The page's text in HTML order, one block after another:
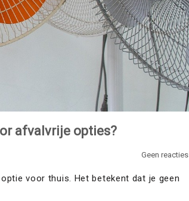
afvalvrije opties?
Geen reacties
voor thuis. Het betekent dat je geen